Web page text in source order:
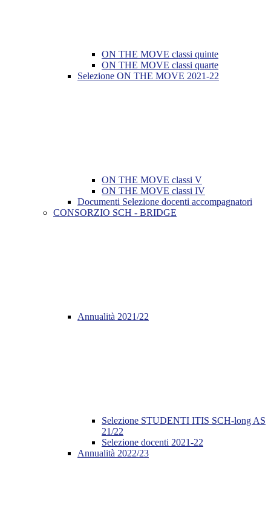
ON THE MOVE classi quinte
ON THE MOVE classi quarte
Selezione ON THE MOVE 2021-22
ON THE MOVE classi V
ON THE MOVE classi IV
Documenti Selezione docenti accompagnatori
CONSORZIO SCH - BRIDGE
Annualità 2021/22
Selezione STUDENTI ITIS SCH-long AS
21/22
Selezione docenti 2021-22
Annualità 2022/23